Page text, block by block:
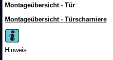
Montageübersicht - Tür
Montageübersicht - Türscharniere
Hinweis